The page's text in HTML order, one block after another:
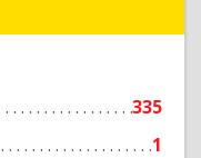
335
1